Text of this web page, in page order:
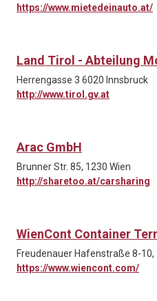
https://www.mietedeinauto.at/
Land Tirol - Abteilung
Herrengasse 3 6020 Innsbruck
http://www.tirol.gv.at
Arac GmbH
Brunner Str. 85, 1230 Wien
http://sharetoo.at/carsharing
WienCont Container
Freudenauer Hafenstraße 8-10,
https://www.wiencont.com/